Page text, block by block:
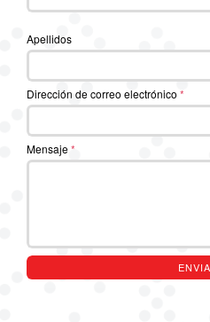
Apellidos
Dirección de correo electrónico *
Mensaje*